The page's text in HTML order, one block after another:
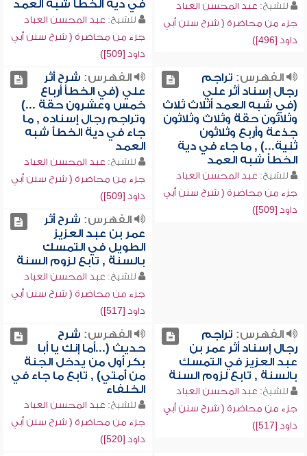
للشيخ: عبد المحسن العباد
جزء من محاضرة ( شرح سنن أبي
داود [496])
في دية الخطأ شبه العمد
للشيخ: عبد المحسن العباد
جزء من محاضرة ( شرح سنن أبي
داود [509])
الفهرس: تراجم
رجال إسناد أثر علي
(في شبه العمد أثلاث ثلاث
وثلاثون حقة وثلاث وثلاثون
جذعة وأربع وثلاثون
ثنية...) , ما جاء في دية
الخطأ شبه العمد
للشيخ: عبد المحسن العباد
جزء من محاضرة ( شرح سنن أبي
داود [509])
الفهرس: شرح أثر
علي (في الخطأ أرباع
خمس وعشرون حقة ...)
وتراجم رجال إسناده , ما
جاء في دية الخطأ شبه
العمد
للشيخ: عبد المحسن العباد
جزء من محاضرة ( شرح سنن أبي
داود [509])
الفهرس: شرح أثر
عمر بن عبد العزيز
الطويل في التمسك
بالسنة , تابع لزوم السنة
للشيخ: عبد المحسن العباد
جزء من محاضرة ( شرح سنن أبي
داود [517])
الفهرس: تراجم
رجال إسناد أثر عمر بن
عبد العزيز في التمسك
بالسنة , تابع لزوم السنة
للشيخ: عبد المحسن العباد
جزء من محاضرة ( شرح سنن أبي
داود [517])
الفهرس: شرح
حديث (...أما إنك يا أبا
بكر أول من يدخل الجنة
من أمتي) , تابع ما جاء في
الخلفاء
للشيخ: عبد المحسن العباد
جزء من محاضرة ( شرح سنن أبي
داود [520])